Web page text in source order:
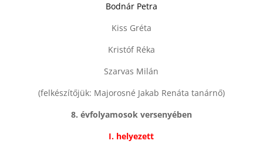
Bodnár Petra
Kiss Gréta
Kristóf Réka
Szarvas Milán
(felkészítőjük: Majorosné Jakab Renáta tanárnő)
8. évfolyamosok versenyében
I. helyezett